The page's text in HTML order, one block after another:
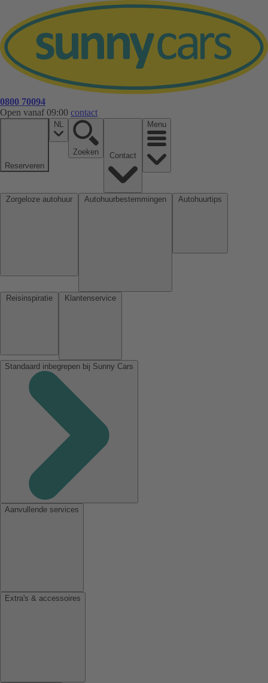
0800 70094
Open vanaf 09:00 contact
Reserveren
NL
Zoeken
Menu
Standaard inbegrepen bij Sunny Cars
Aanvullende services
Extra's & accessoires